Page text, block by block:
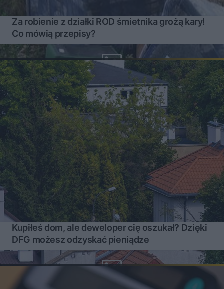
Za robienie z działki ROD śmietnika grożą kary!
Co mówią przepisy?
Kupiłeś dom, ale deweloper cię oszukał? Dzięki
DFG możesz odzyskać pieniądze